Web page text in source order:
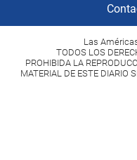
Las
TODOS LOS
PROHIBIDA LA
MATERIAL DE ESTE DIARIO